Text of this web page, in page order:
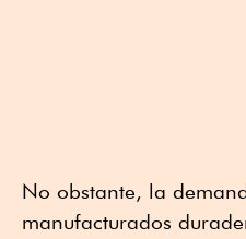
No obstante, la
manufacturados